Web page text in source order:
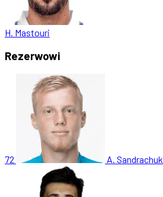
H. Mastouri
Rezerwowi
72 A. Sandrachuk